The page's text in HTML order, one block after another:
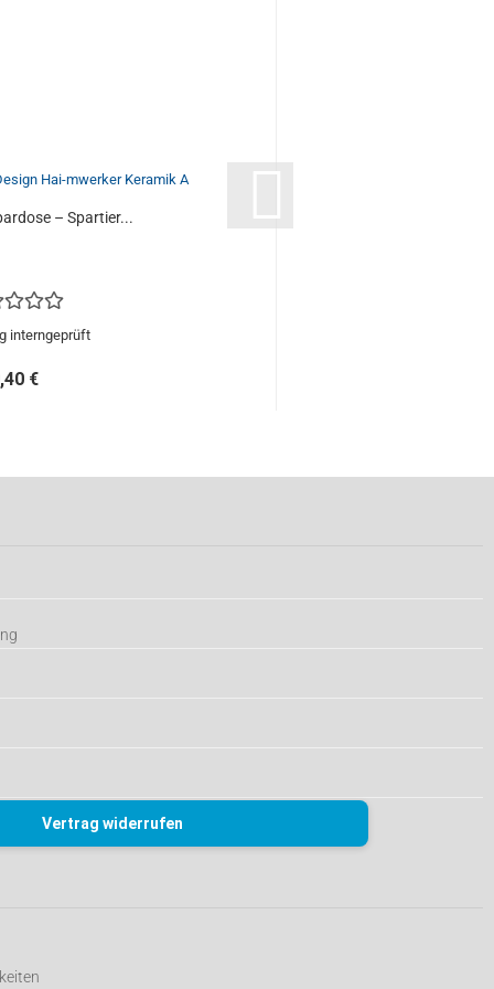
– Spartier...
interngeprüft
€
Vertrag widerrufen